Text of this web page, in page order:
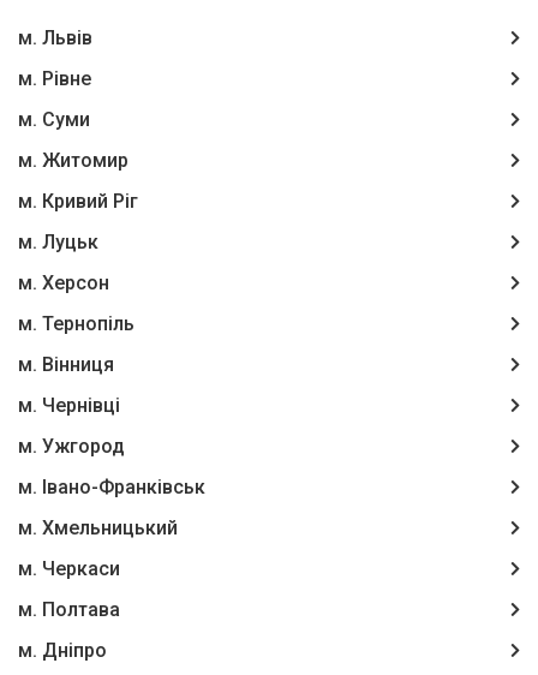
м. Львів
м. Рівне
м. Суми
м. Житомир
м. Кривий Ріг
м. Луцьк
м. Херсон
м. Тернопіль
м. Вінниця
м. Чернівці
м. Ужгород
м. Івано-Франківськ
м. Хмельницький
м. Черкаси
м. Полтава
м. Дніпро